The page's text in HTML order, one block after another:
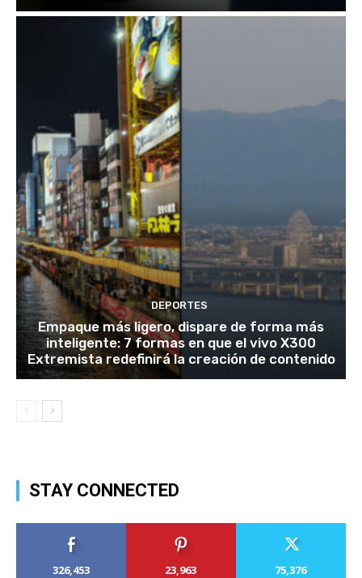
DEPORTES
Empaque más ligero, dispare de forma más
inteligente: 7 formas en que el vivo X300
Extremista redefinirá la creación de contenido
STAY CONNECTED
326,453
23,963
75,376